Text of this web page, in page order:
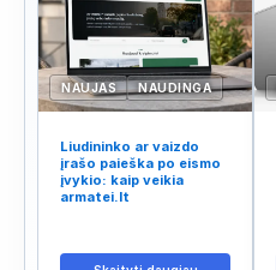
NAUJAS NAUDINGA
Liudininko ar vaizdo
įrašo paieška po eismo
įvykio: kaip veikia
armatei.lt